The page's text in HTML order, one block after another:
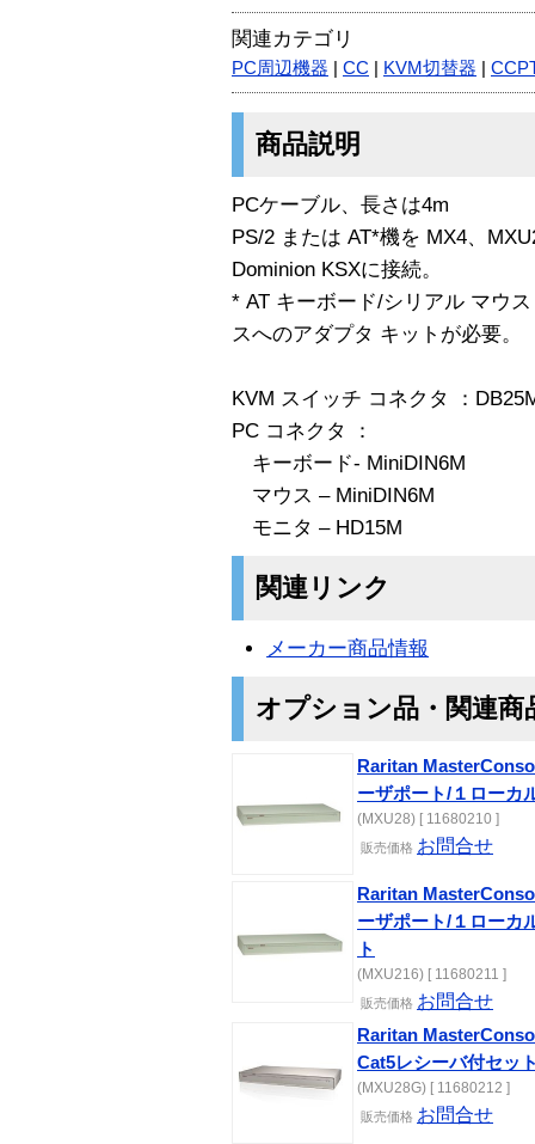
関連カテゴリ
PC周辺機器 CC KVM切替器
商品説明
PCケーブル、長さは4m
PS/2 または AT*機を MX4、
Dominion KSXに接続。
* AT キーボード/シリアル マウ
スへのアダプタ キットが必要。
KVM スイッチ コネクタ ：
PC コネクタ ：
キーボード- MiniDIN6M
マウス – MiniDIN6M
モニタ – HD15M
関連リンク
メーカー商品情報
オプション品・関連商
Raritan
ーザポート/１ローカ
(MXU28) [ 11680210 ]
販売価格 お問合せ
Raritan
ーザポート/１ローカ
ト
(MXU216) [ 11680211 ]
販売価格 お問合せ
Raritan
Cat5レシーバ付セッ
(MXU28G) [ 11680212 ]
販売価格 お問合せ